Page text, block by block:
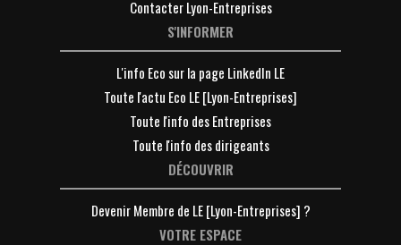
Contacter Lyon-Entreprises
S'INFORMER
L'info Eco sur la page LinkedIn LE
Toute l'actu Eco LE [Lyon-Entreprises]
Toute l'info des Entreprises
Toute l'info des dirigeants
DÉCOUVRIR
Devenir Membre de LE [Lyon-Entreprises] ?
VOTRE ESPACE